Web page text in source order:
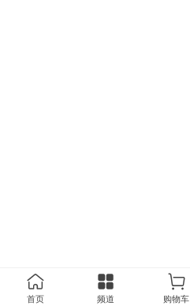
首页 频道 购物车